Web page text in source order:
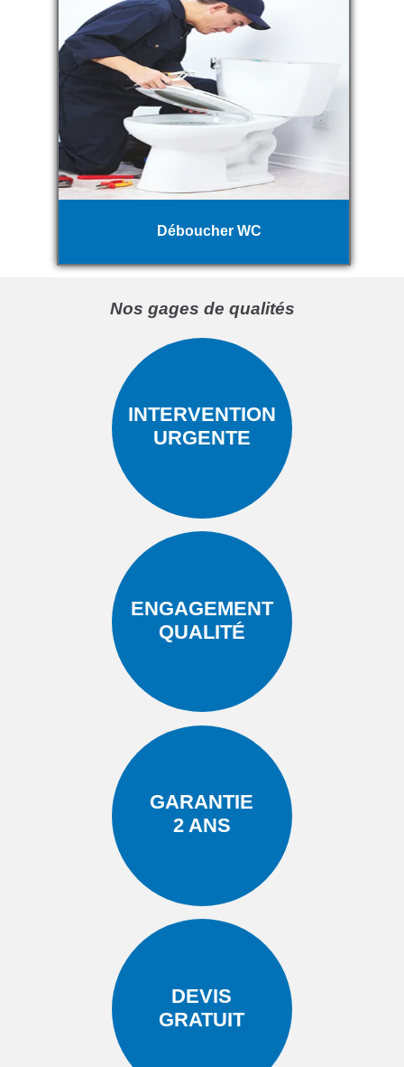
Déboucher WC
Nos gages de qualités
INTERVENTION
URGENTE
ENGAGEMENT
QUALITÉ
GARANTIE
2 ANS
DEVIS
GRATUIT